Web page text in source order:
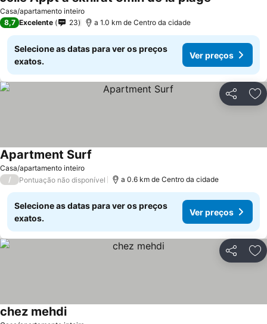
Casa/apartamento inteiro
8,7 Excelente 23 a 1.0 km de Centro da cidade
Selecione as datas para ver os preços
exatos.
Ver preços
Partilhar
Casa/apartamento inteiro
Apartment Surf
/ Pontuação não disponível a 0.6 km de Centro da cidade
Selecione as datas para ver os preços
exatos.
Ver preços
Partilhar
chez mehdiVer preços